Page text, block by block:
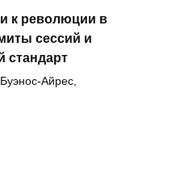
к революции в
сессий и
стандарт
Айрес,